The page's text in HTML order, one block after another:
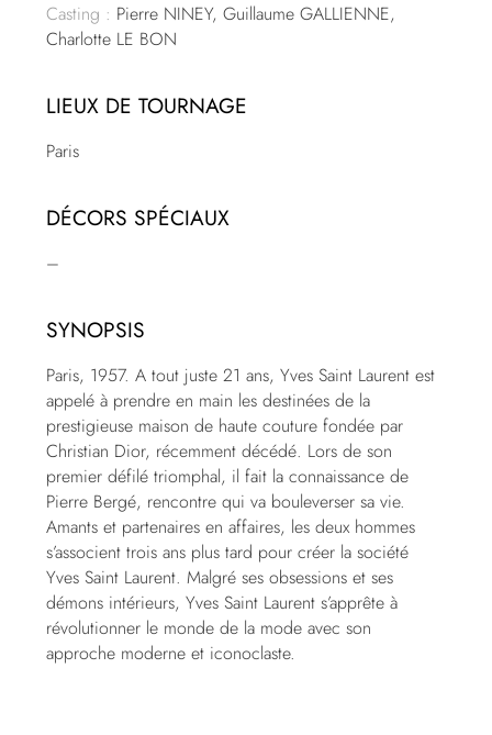
Casting : Pierre NINEY, Guillaume GALLIENNE,
Charlotte LE BON
LIEUX DE TOURNAGE
Paris
DÉCORS SPÉCIAUX
–
SYNOPSIS
Paris, 1957. A tout juste 21 ans, Yves Saint Laurent est
appelé à prendre en main les destinées de la
prestigieuse maison de haute couture fondée par
Christian Dior, récemment décédé. Lors de son
premier défilé triomphal, il fait la connaissance de
Pierre Bergé, rencontre qui va bouleverser sa vie.
Amants et partenaires en affaires, les deux hommes
s’associent trois ans plus tard pour créer la société
Yves Saint Laurent. Malgré ses obsessions et ses
démons intérieurs, Yves Saint Laurent s’apprête à
révolutionner le monde de la mode avec son
approche moderne et iconoclaste.